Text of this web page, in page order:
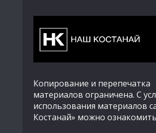
Копирование и перепечатка
материалов ограничена. С
использования материалов
Костанай» можно